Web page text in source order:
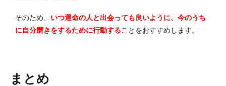
そのため、 いつ運命の人と出会っても良いように、今のうち
に自分磨きをするために行動することをおすすめします。
まとめ